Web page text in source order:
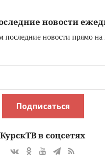
новости
новости прямо на
Подписаться
КурскТВ в соцсетях